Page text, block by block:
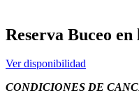
Reserva Buceo
Ver disponibilidad
CONDICIONES DE